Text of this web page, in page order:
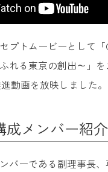
プトムービーとして
れる東京の創出～」
動画を放映しました。
成メンバー紹介
バーである副理事長